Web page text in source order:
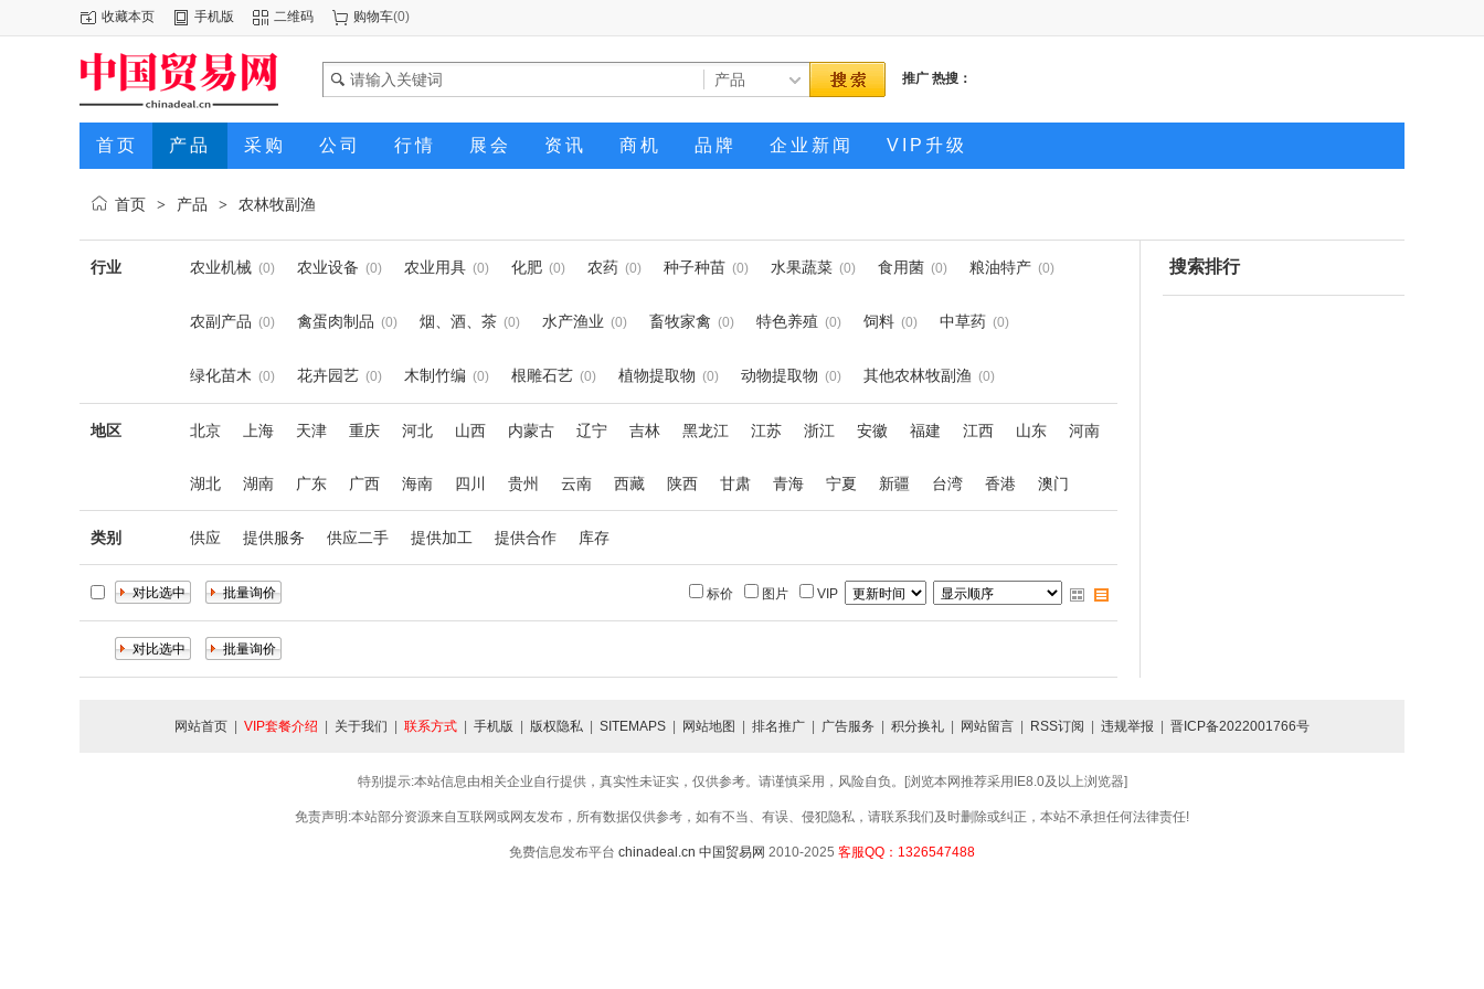
收藏本页 手机版 二维码 购物车(0)
推广 热搜：
首页 产品 采购 公司 行情 展会 资讯 商机 品牌 企业新闻 VIP升级
首页 > 产品 > 农林牧副渔
行业 农业机械 (0) 农业设备 (0) 农业用具 (0) 化肥 (0) 农药 (0) 种子种苗 (0) 水果蔬菜 (0) 食用菌 (0) 粮油特产 (0)
农副产品 (0) 禽蛋肉制品 (0) 烟、酒、茶 (0) 水产渔业 (0) 畜牧家禽 (0) 特色养殖 (0) 饲料 (0) 中草药 (0)
绿化苗木 (0) 花卉园艺 (0) 木制竹编 (0) 根雕石艺 (0) 植物提取物 (0) 动物提取物 (0) 其他农林牧副渔 (0)
地区 北京 上海 天津 重庆 河北 山西 内蒙古 辽宁 吉林 黑龙江 江苏 浙江 安徽 福建 江西 山东 河南
湖北 湖南 广东 广西 海南 四川 贵州 云南 西藏 陕西 甘肃 青海 宁夏 新疆 台湾 香港 澳门
类别 供应 提供服务 供应二手 提供加工 提供合作 库存
标价 图片 VIP
搜索排行
网站首页 VIP套餐介绍 关于我们 联系方式 手机版 版权隐私 SITEMAPS 网站地图 排名推广 广告服务 积分换礼 网站留言 RSS订阅 违规举报 晋ICP备2022001766号
特别提示:本站信息由相关企业自行提供，真实性未证实，仅供参考。请谨慎采用，风险自负。[浏览本网推荐采用IE8.0及以上浏览器]
免责声明:本站部分资源来自互联网或网友发布，所有数据仅供参考，如有不当、有误、侵犯隐私，请联系我们及时删除或纠正，本站不承担任何法律责任!
免费信息发布平台 chinadeal.cn 中国贸易网 2010-2025 客服QQ：1326547488